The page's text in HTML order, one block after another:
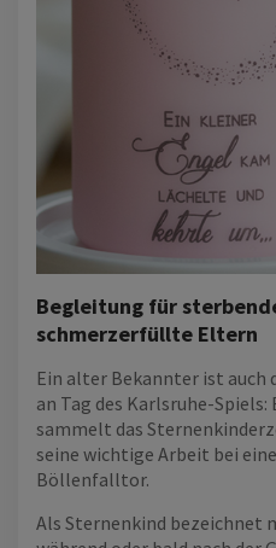
Begleitung für
schmerzerfüllte Eltern
Ein alter Bekannter ist auch
an Tag des Karlsruhe-
sammelt das
seine wichtige Arbeit bei
Böllenfalltor.
Als Sternenkind bezeichnet